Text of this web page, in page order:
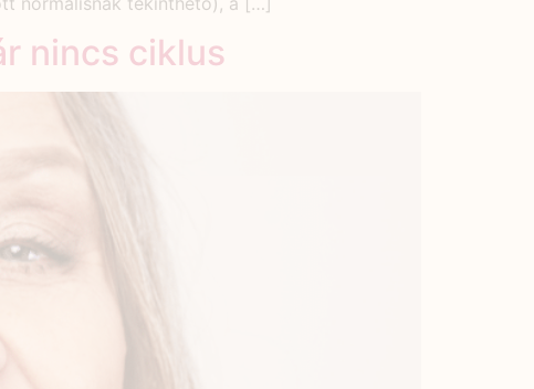
nincs ciklus